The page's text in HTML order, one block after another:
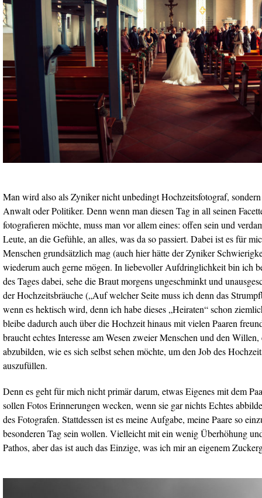
Man wird also als Zyniker nicht unbedingt Hochzeitsfotograf,
Anwalt oder Politiker. Denn wenn man diesen Tag in all seinen
fotografieren möchte, muss man vor allem eines: offen sein und
Leute, an die Gefühle, an alles, was da so passiert. Dabei ist es für
Menschen grundsätzlich mag (auch hier hätte der Zyniker
wiederum auch gerne mögen. In liebevoller Aufdringlichkeit bin ich
des Tages dabei, sehe die Braut morgens ungeschminkt und
der Hochzeitsbräuche („Auf welcher Seite muss ich denn das
wenn es hektisch wird, denn ich habe dieses „Heiraten“ schon
bleibe dadurch auch über die Hochzeit hinaus mit vielen Paaren
braucht echtes Interesse am Wesen zweier Menschen und den Willen,
abzubilden, wie es sich selbst sehen möchte, um den Job des
auszufüllen.
Denn es geht für mich nicht primär darum, etwas Eigenes mit dem
sollen Fotos Erinnerungen wecken, wenn sie gar nichts Echtes
des Fotografen. Stattdessen ist es meine Aufgabe, meine Paare so
besonderen Tag sein wollen. Vielleicht mit ein wenig Überhöhung
Pathos, aber das ist auch das Einzige, was ich mir an eigenem